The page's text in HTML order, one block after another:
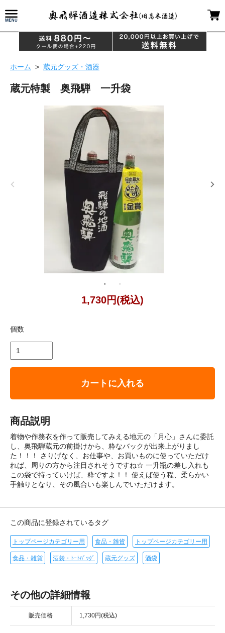
ホーム > 蔵元グッズ・酒器
蔵元特製 奥飛騨 一升袋
1,730円(税込)
個数
カートに入れる
商品説明
着物や作務衣を作って販売してみえる地元の「月心」さんに委託
し、奥飛騨蔵元の前掛けから、粋なバックが出来上がりまし
た！！！ さりげなく、お仕事や、お買いものに使っていただけ
れば、周りの方から注目されそうですね☆ 一升瓶の差し入れも
この袋で持っていけば、粋ですよ！！ 使えば使う程、柔らかい
手触りとなり、その風合いも楽しんでいただけます。
この商品に登録されているタグ
トップページカテゴリー用 食品・雑貨 トップページカテゴリー用
食品・雑貨 酒袋・ﾄｰﾄﾊﾞｯｸﾞ 蔵元グッズ 酒袋
その他の詳細情報
販売価格 1,730円(税込)